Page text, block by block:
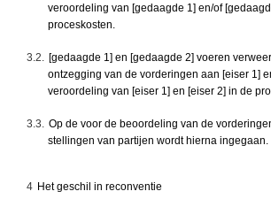
veroordeling van [gedaagde 1] en/of
proceskosten.
3.2.
[gedaagde 1] en [gedaagde 2] voeren
ontzegging van de vorderingen aan [eiser 1]
veroordeling van [eiser 1] en [eiser 2] in de
3.3.
Op de voor de beoordeling van de
stellingen van partijen wordt hierna ingegaan.
4 Het geschil in reconventie